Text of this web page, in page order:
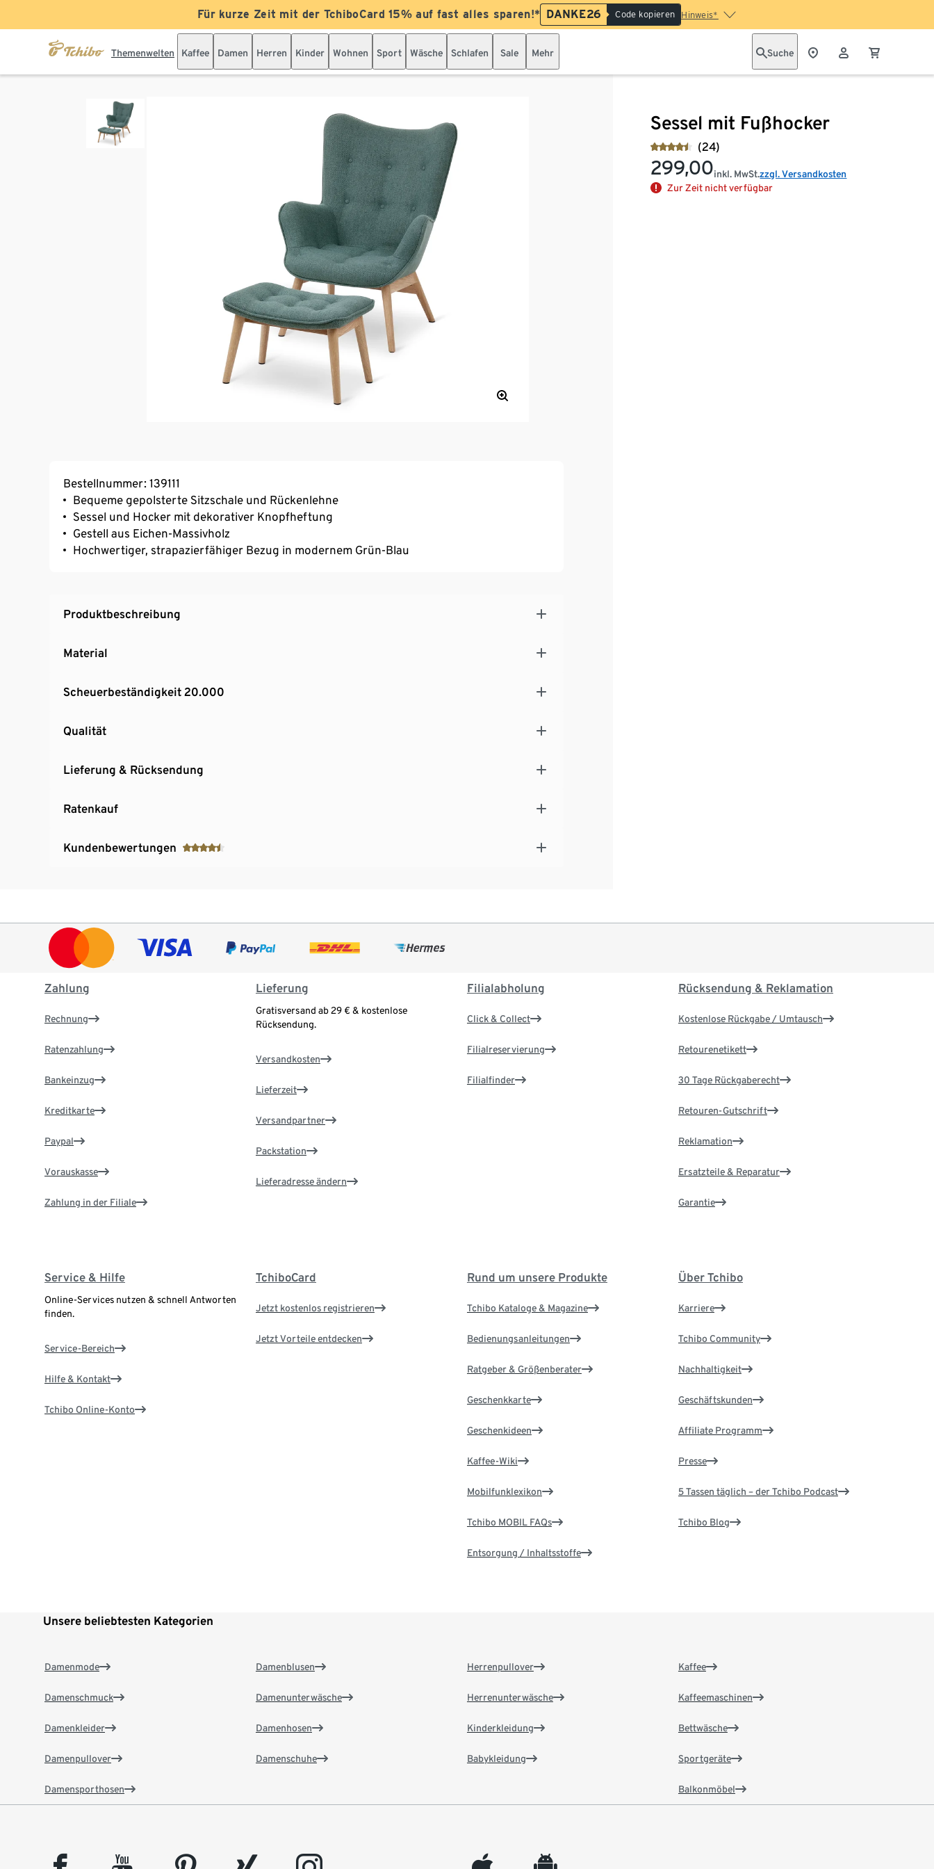
Für kurze Zeit mit der TchiboCard 15% auf fast alles sparen!* DANKE26 Code kopieren Hinweis*
Themenwelten Kaffee Damen Herren Kinder Wohnen Sport Wäsche Schlafen Sale Mehr Suche
Sessel mit Fußhocker
(24)
299,00inkl. MwSt.zzgl. Versandkosten
Zur Zeit nicht verfügbar
Bestellnummer: 139111
Bequeme gepolsterte Sitzschale und Rückenlehne
Sessel und Hocker mit dekorativer Knopfheftung
Gestell aus Eichen-Massivholz
Hochwertiger, strapazierfähiger Bezug in modernem Grün-Blau
Produktbeschreibung
Material
Scheuerbeständigkeit 20.000
Qualität
Lieferung & Rücksendung
Ratenkauf
Kundenbewertungen
Zahlung
Rechnung
Ratenzahlung
Bankeinzug
Kreditkarte
Paypal
Vorauskasse
Zahlung in der Filiale
Lieferung
Gratisversand ab 29 € & kostenlose
Rücksendung.
Versandkosten
Lieferzeit
Versandpartner
Packstation
Lieferadresse ändern
Filialabholung
Click & Collect
Filialreservierung
Filialfinder
Rücksendung & Reklamation
Kostenlose Rückgabe / Umtausch
Retourenetikett
30 Tage Rückgaberecht
Retouren-Gutschrift
Reklamation
Ersatzteile & Reparatur
Garantie
Service & Hilfe
Online-Services nutzen & schnell Antworten
finden.
Service-Bereich
Hilfe & Kontakt
Tchibo Online-Konto
TchiboCard
Jetzt kostenlos registrieren
Jetzt Vorteile entdecken
Rund um unsere Produkte
Tchibo Kataloge & Magazine
Bedienungsanleitungen
Ratgeber & Größenberater
Geschenkkarte
Geschenkideen
Kaffee-Wiki
Mobilfunklexikon
Tchibo MOBIL FAQs
Entsorgung / Inhaltsstoffe
Über Tchibo
Karriere
Tchibo Community
Nachhaltigkeit
Geschäftskunden
Affiliate Programm
Presse
5 Tassen täglich – der Tchibo Podcast
Tchibo Blog
Unsere beliebtesten Kategorien
Damenmode
Damenschmuck
Damenkleider
Damenpullover
Damensporthosen
Damenblusen
Damenunterwäsche
Damenhosen
Damenschuhe
Herrenpullover
Herrenunterwäsche
Kinderkleidung
Babykleidung
Kaffee
Kaffeemaschinen
Bettwäsche
Sportgeräte
Balkonmöbel